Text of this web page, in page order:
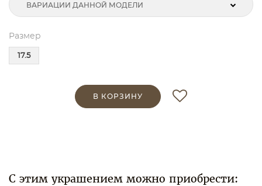
ВАРИАЦИИ ДАННОЙ МОДЕЛИ
Размер
17.5
В КОРЗИНУ
С этим украшением можно приобрести: